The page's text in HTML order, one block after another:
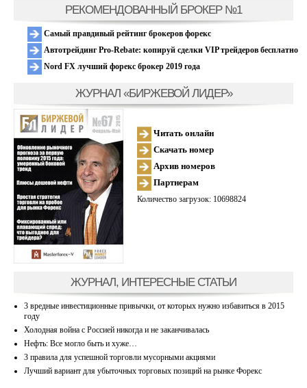
РЕКОМЕНДОВАННЫЙ БРОКЕР №1
Самый правдивый рейтинг брокеров форекс
Автотрейдинг Pro-Rebate: копируй сделки VIP трейдеров бесплатно
Nord FX лучший форекс брокер 2019 года
ЖУРНАЛ «БИРЖЕВОЙ ЛИДЕР»
Читать онлайн
Скачать номер
Архив номеров
Партнерам
Количество загрузок: 10698824
ЖУРНАЛ, ИНТЕРЕСНЫЕ СТАТЬИ
3 вредные инвестиционные привычки, от которых нужно избавиться в 2015
году
Холодная война с Россией никогда и не заканчивалась
Нефть: Все могло быть и хуже…
3 правила для успешной торговли мусорными акциями
Лучший вариант для убыточных торговых позиций на рынке Форекс